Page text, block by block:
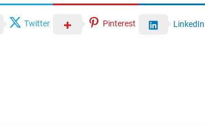
Twitter Pinterest LinkedIn